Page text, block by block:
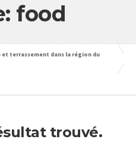
food
terrassement dans la région du
trouvé.